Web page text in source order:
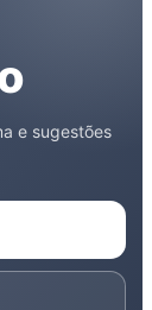
e sugestões